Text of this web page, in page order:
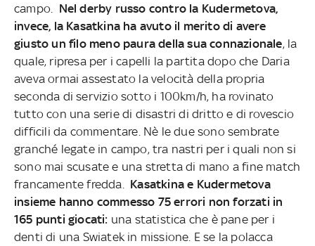
campo. Nel derby russo contro la Kudermetova,
invece, la Kasatkina ha avuto il merito di avere
giusto un filo meno paura della sua connazionale, la
quale, ripresa per i capelli la partita dopo che Daria
aveva ormai assestato la velocità della propria
seconda di servizio sotto i 100km/h, ha rovinato
tutto con una serie di disastri di dritto e di rovescio
difficili da commentare. Nè le due sono sembrate
granché legate in campo, tra nastri per i quali non si
sono mai scusate e una stretta di mano a fine match
francamente fredda. Kasatkina e Kudermetova
insieme hanno commesso 75 errori non forzati in
165 punti giocati: una statistica che è pane per i
denti di una Swiatek in missione. E se la polacca